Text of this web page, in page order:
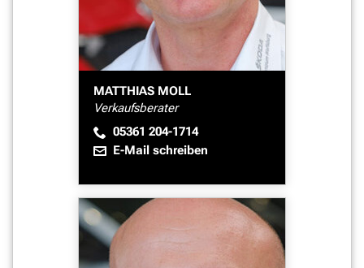
MATTHIAS MOLL
Verkaufsberater
05361 204-1714
E-Mail schreiben